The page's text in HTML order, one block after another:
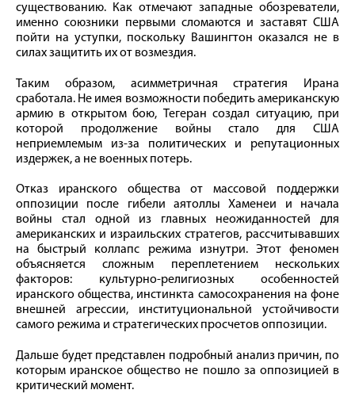
существованию. Как отмечают западные обозреватели,
именно союзники первыми сломаются и заставят США
пойти на уступки, поскольку Вашингтон оказался не в
силах защитить их от возмездия.
Таким образом, асимметричная стратегия Ирана
сработала. Не имея возможности победить американскую
армию в открытом бою, Тегеран создал ситуацию, при
которой продолжение войны стало для США
неприемлемым из-за политических и репутационных
издержек, а не военных потерь.
Отказ иранского общества от массовой поддержки
оппозиции после гибели аятоллы Хаменеи и начала
войны стал одной из главных неожиданностей для
американских и израильских стратегов, рассчитывавших
на быстрый коллапс режима изнутри. Этот феномен
объясняется сложным переплетением нескольких
факторов: культурно-религиозных особенностей
иранского общества, инстинкта самосохранения на фоне
внешней агрессии, институциональной устойчивости
самого режима и стратегических просчетов оппозиции.
Дальше будет представлен подробный анализ причин, по
которым иранское общество не пошло за оппозицией в
критический момент.